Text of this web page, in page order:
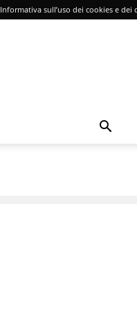
Informativa sull’uso dei cookies e dei